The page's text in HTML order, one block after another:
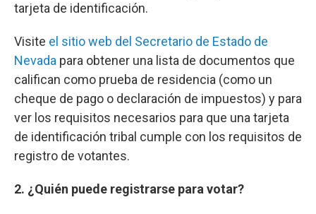
tarjeta de identificación.
Visite el sitio web del Secretario de Estado de
Nevada para obtener una lista de documentos que
califican como prueba de residencia (como un
cheque de pago o declaración de impuestos) y para
ver los requisitos necesarios para que una tarjeta
de identificación tribal cumple con los requisitos de
registro de votantes.
2. ¿Quién puede registrarse para votar?